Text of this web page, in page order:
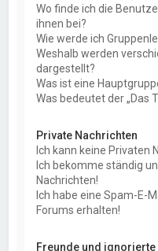
Wo finde ich die
ihnen bei?
Wie werde ich
Weshalb werden
dargestellt?
Was ist eine
Was bedeutet der „Das
Private Nachrichten
Ich kann keine Privaten
Ich bekomme ständig
Nachrichten!
Ich habe eine Spam-E-
Forums erhalten!
Freunde und